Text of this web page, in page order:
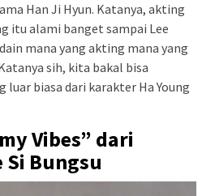
Han Ji Hyun. Katanya, akting
itu alami banget sampai Lee
mana yang akting mana yang
sih, kita bakal bisa
biasa dari karakter Ha Young
Vibes” dari
Bungsu